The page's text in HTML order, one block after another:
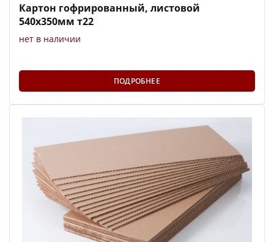
Картон гофрированный, листовой
540х350мм т22
нет в наличии
ПОДРОБНЕЕ